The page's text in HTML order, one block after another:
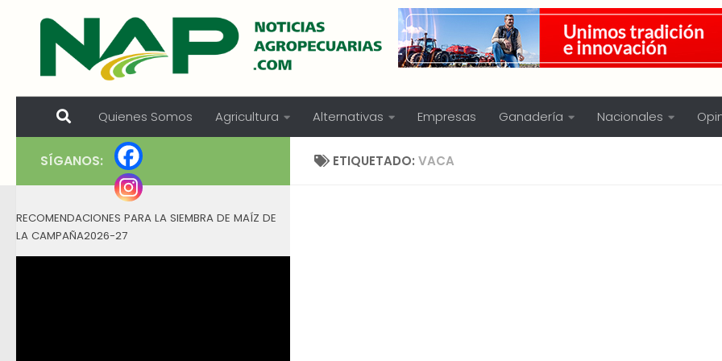
Skip to content
Quienes Somos Agricultura Alternativas Empresas Ganadería Nacionales
ETIQUETADO:VACA
SÍGANOS:
RECOMENDACIONES PARA LA SIEMBRA DE MAÍZ DE
LA CAMPAÑA2026-27